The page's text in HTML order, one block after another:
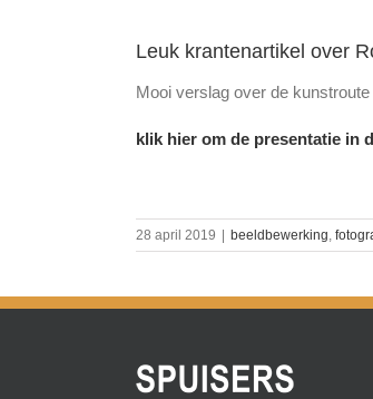
Leuk krantenartikel over
Mooi verslag over de
klik hier om de presentatie in
28 april 2019 beeldbewerking,